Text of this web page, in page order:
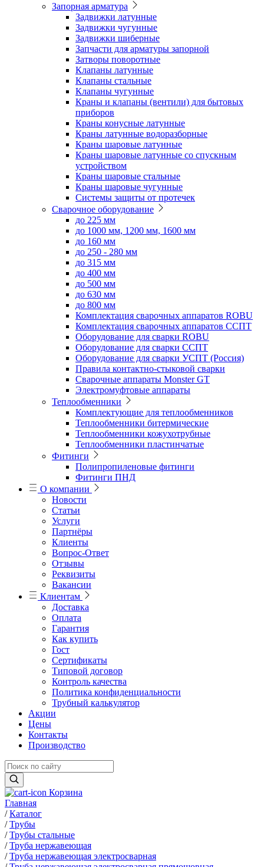
Запорная арматура
Задвижки латунные
Задвижки чугунные
Задвижки шиберные
Запчасти для арматуры запорной
Затворы поворотные
Клапаны латунные
Клапаны стальные
Клапаны чугунные
Краны и клапаны (вентили) для бытовых
приборов
Краны конусные латунные
Краны латунные водоразборные
Краны шаровые латунные
Краны шаровые латунные со спускным
устройством
Краны шаровые стальные
Краны шаровые чугунные
Системы защиты от протечек
Сварочное оборудование
до 225 мм
до 1000 мм, 1200 мм, 1600 мм
до 160 мм
до 250 - 280 мм
до 315 мм
до 400 мм
до 500 мм
до 630 мм
до 800 мм
Комплектация сварочных аппаратов ROBU
Комплектация сварочных аппаратов ССПТ
Оборудование для сварки ROBU
Оборудование для сварки ССПТ
Оборудование для сварки УСПТ (Россия)
Правила контактно-стыковой сварки
Сварочные аппараты Monster GT
Электромуфтовые аппараты
Теплообменники
Комплектующие для теплообменников
Теплообменники битермические
Теплообменники кожухотрубные
Теплообменники пластинчатые
Фитинги
Полипропиленовые фитинги
Фитинги ПНД
О компании
Новости
Статьи
Услуги
Партнёры
Клиенты
Вопрос-Ответ
Отзывы
Реквизиты
Вакансии
Клиентам
Доставка
Оплата
Гарантия
Как купить
Гост
Сертификаты
Типовой договор
Контроль качества
Политика конфиденциальности
Трубный калькулятор
Акции
Цены
Контакты
Производство
Корзина
Главная
/ Каталог
/ Трубы
/ Трубы стальные
/ Труба нержавеющая
/ Труба нержавеющая электросварная